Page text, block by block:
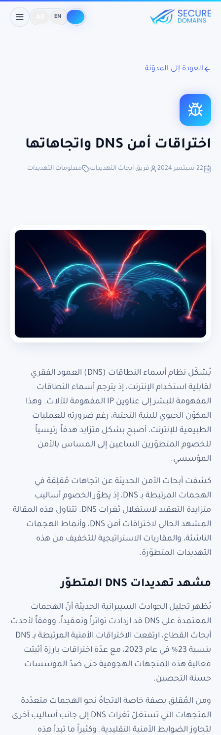
EN
العودة إلى المدوّنة
اختراقات أمن DNS واتجاهاتها
22 سبتمبر 2024 فريق أبحاث التهديدات معلومات التهديدات
يُشكّل نظام أسماء النطاقات (DNS) العمود الفقري
لقابلية استخدام الإنترنت، إذ يترجم أسماء النطاقات
المفهومة للبشر إلى عناوين IP المفهومة للآلات. وهذا
المكوّن الحيوي للبنية التحتية، رغم ضرورته للعمليات
الطبيعية للإنترنت، أصبح بشكل متزايد هدفاً رئيسياً
للخصوم المتطوّرين الساعين إلى المساس بالأمن
المؤسسي.
كشفت أبحاث الأمن الحديثة عن اتجاهات مُقلِقة في
الهجمات المرتبطة بـ DNS، إذ يطوّر الخصوم أساليب
متزايدة التعقيد لاستغلال ثغرات DNS. تتناول هذه المقالة
المشهد الحالي لاختراقات أمن DNS، وأنماط الهجمات
الناشئة، والمقاربات الاستراتيجية للتخفيف من هذه
التهديدات المتطوّرة.
مشهد تهديدات DNS المتطوّر
يُظهر تحليل الحوادث السيبرانية الحديثة أنّ الهجمات
المعتمدة على DNS قد ازدادت تواتراً وتعقيداً. ووفقاً لأحدث
أبحاث القطاع، ارتفعت الاختراقات الأمنية المرتبطة بـ DNS
بنسبة 23% في عام 2023، مع عدّة اختراقات بارزة أثبتت
فعالية هذه المتجهات الهجومية حتى ضدّ المؤسسات
حسنة التحصين.
ومن المُقلِق بصفة خاصة الاتجاهُ نحو الهجمات متعدّدة
المتجهات التي تستغلّ ثغرات DNS إلى جانب أساليب أخرى
لتجاوز الضوابط الأمنية التقليدية. وكثيراً ما تبدأ هذه